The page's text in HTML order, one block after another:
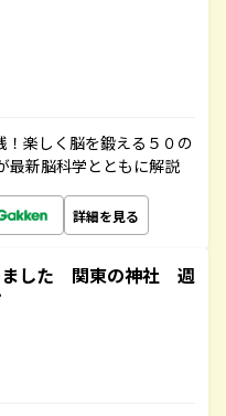
！楽しく脳を鍛える５０の
最新脳科学とともに解説
詳細を見る
ました 関東の神社 週